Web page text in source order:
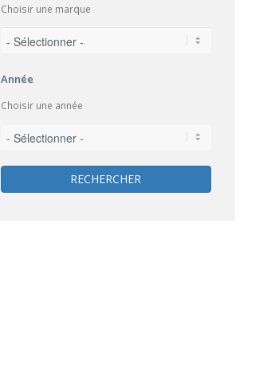
Choisir une marque
Année
Choisir une année
RECHERCHER